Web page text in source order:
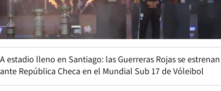
A estadio lleno en Santiago: las Guerreras Rojas se estrenan
ante República Checa en el Mundial Sub 17 de Vóleibol